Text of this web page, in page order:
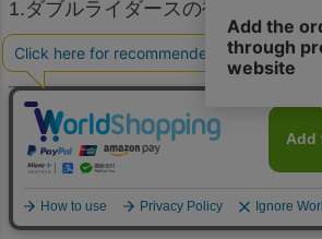
1.ダブルライダースの襟
2.ジャケットを彩るボールチェーン
3.スリーブポケット
4.サイドベルト
5.ニードルの無いサイドバックル